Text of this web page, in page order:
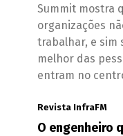
Summit mostra
organizações
trabalhar, e sim
melhor das
entram no
Revista InfraFM
O engenheiro